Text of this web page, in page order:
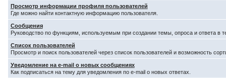
Просмотр информации профиля пользователей
Где можно найти контактную информацию пользователя.
Сообщения
Руководство по функциям, используемым при создании темы, опроса и ответа в
Список пользователей
Просмотр и поиск пользователей через список пользователей и возможность
Уведомление на e-mail о новых сообщениях
Как подписаться на тему для уведомления по e-mail о новых ответах.